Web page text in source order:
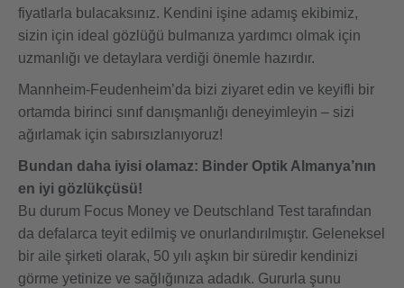
fiyatlarla bulacaksınız. Kendini işine adamış ekibimiz,
sizin için ideal gözlüğü bulmanıza yardımcı olmak için
uzmanlığı ve detaylara verdiği önemle hazırdır.
Mannheim-Feudenheim’da bizi ziyaret edin ve keyifli bir
ortamda birinci sınıf danışmanlığı deneyimleyin – sizi
ağırlamak için sabırsızlanıyoruz!
Bundan daha iyisi olamaz: Binder Optik Almanya’nın
en iyi gözlükçüsü!
Bu durum Focus Money ve Deutschland Test tarafından
da defalarca teyit edilmiş ve onurlandırılmıştır. Geleneksel
bir aile şirketi olarak, 50 yılı aşkın bir süredir kendinizi
görme yetinize ve sağlığınıza adadık. Gururla şunu